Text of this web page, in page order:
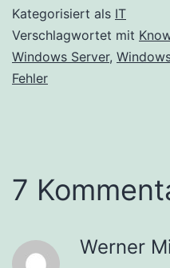
Kategorisiert als IT
Verschlagwortet mit
Windows Server,
Fehler
7
Werner